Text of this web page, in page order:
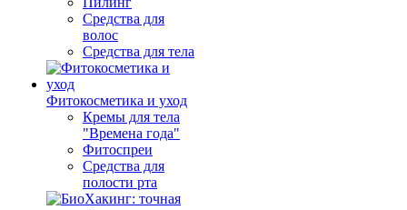
Средства для
волос
Средства для тела
Фитокосметика и уход
Кремы для тела
"Времена года"
Фитоспреи
Средства для
полости рта